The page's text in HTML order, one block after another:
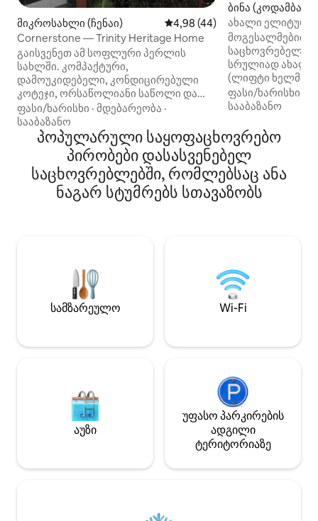
მიკროსახლი (ჩენაი) საშუალო შეფასებაა 5‑დან
4,98 (44)
Cornerstone — Trinity Heritage Home
გაისვენეთ ამ სოფლური პერლის
სახლში. კომპაქტური,
დამოუკიდებელი, კონდიცირებული
კოტეჯი, ორსაწოლიანი საწოლი და
მინი‑სამზარეულო.
კონფიდენციალურობა, რადგან
მთავარ სახლთან არ არის
დაკავშირებული. პირველ სართულზე,
სახლის კუთხეში მოთავსებული
სივრცე მყუდრო გარემოს ქმნის.
აეროპორტი — 15 წუთი L&T-200 მეტრი
DLF IT‑პარკამდე და ჩენაის სავაჭრო
ტერიტორიაზე მოწევა ოთახის გარეთ..
გარე სტუმრები არ დაიშვებიან..
(ამჟამად ჩვენი სახლის უკან მსუბუქი
სამშენებლო სამუშაოები
ფასი/ხარისხი · მდებარეობა ·
სააბაზანო
ბინა
ახალი ელიტური
(ვადაპალანი)
მოგესალმებით
საცხოვრებელში
სრულიად ახალი
(ლიფტი
პროექტორითა
3 საძინებელი
დიზაინით, რომ
შთაბეჭდილება დარჩეს
სადაც არის
გეიზერი ყველა
უწყვეტი წყარო
1 კმ დახურული ავტოსადგომი
შეეფერება
სტუმრობებს.
ფასი/ხარისხი
სააბაზანო
პოპულარული საყოფაცხოვრებო
პირობები დასასვენებელ
საცხოვრებლებში, რომლებსაც ანა
ნაგარ სტუმრებს სთავაზობს
სამზარეულო Wi-Fi
აუზი
უფასო პარკირების
ადგილი
ტერიტორიაზე